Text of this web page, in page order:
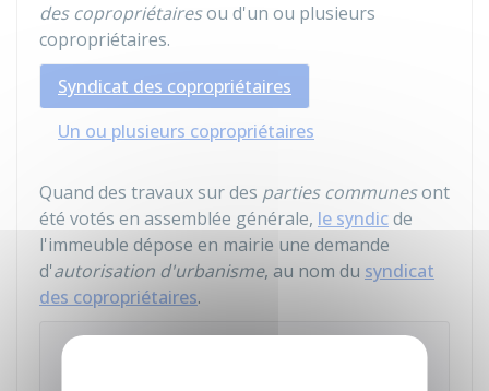
des copropriétairesou d'un ou plusieurs
copropriétaires.
Syndicat des copropriétaires
Un ou plusieurs copropriétaires
Quand des travaux sur des parties communesont
été votés en assemblée générale, le syndicde
l'immeuble dépose en mairie une demande
d'autorisation d'urbanisme, au nom du syndicat
des copropriétaires.